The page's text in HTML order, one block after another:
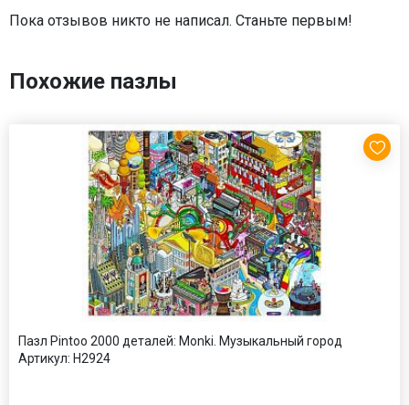
Пока отзывов никто не написал. Станьте первым!
Похожие пазлы
Пазл Pintoo 2000 деталей: Monki. Музыкальный город
Артикул: H2924